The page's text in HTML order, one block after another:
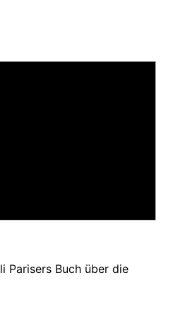
Parisers Buch über die